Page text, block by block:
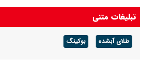
تبلیغات متنی
طلای آبشده بوکینگ